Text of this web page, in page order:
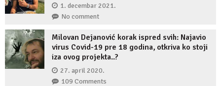
1. decembar 2021.
No comment
Milovan Dejanović korak ispred svih: Najavio
virus Covid-19 pre 18 godina, otkriva ko stoji
iza ovog projekta..?
27. april 2020.
109 Comments